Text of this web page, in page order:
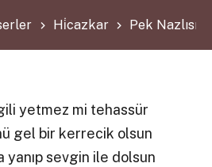
Hi̇cazkar Pek
yetmez mi tehassür
gel bir kerrecik olsun
yanıp sevgin ile dolsun